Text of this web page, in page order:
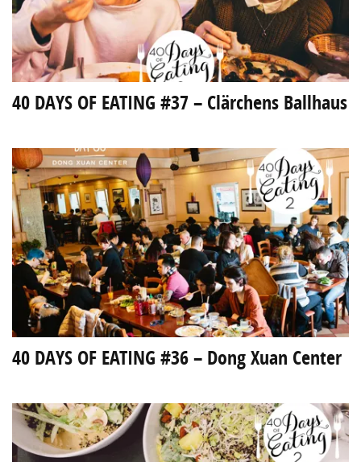
40 DAYS OF EATING #37 – Clärchens Ballhaus
40 DAYS OF EATING #36 – Dong Xuan Center